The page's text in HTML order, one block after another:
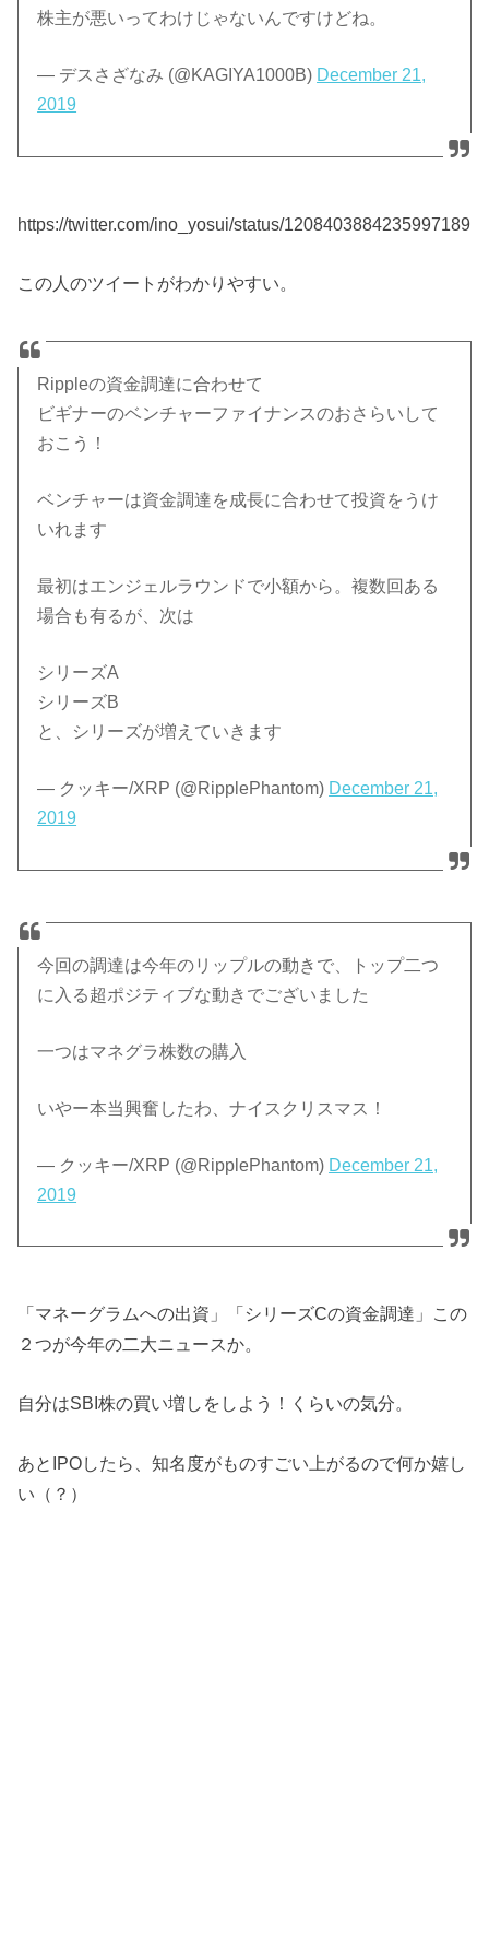
株主が悪いってわけじゃないんですけどね。
— デスさざなみ (@KAGIYA1000B) December 21,
2019
https://twitter.com/ino_yosui/status/1208403884235997189
この人のツイートがわかりやすい。
Rippleの資金調達に合わせて
ビギナーのベンチャーファイナンスのおさらいして
おこう！
ベンチャーは資金調達を成長に合わせて投資をうけ
いれます
最初はエンジェルラウンドで小額から。複数回ある
場合も有るが、次は
シリーズA
シリーズB
と、シリーズが増えていきます
— クッキー/XRP (@RipplePhantom) December 21,
2019
今回の調達は今年のリップルの動きで、トップ二つ
に入る超ポジティブな動きでございました
一つはマネグラ株数の購入
いやー本当興奮したわ、ナイスクリスマス！
— クッキー/XRP (@RipplePhantom) December 21,
2019
「マネーグラムへの出資」「シリーズCの資金調達」この
２つが今年の二大ニュースか。
自分はSBI株の買い増しをしよう！くらいの気分。
あとIPOしたら、知名度がものすごい上がるので何か嬉し
い（？）